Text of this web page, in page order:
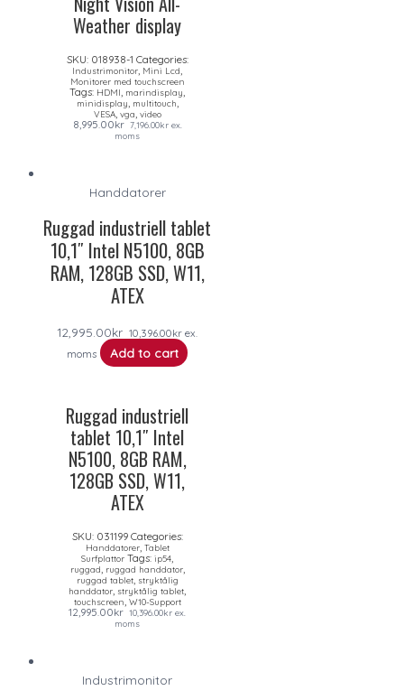
Weather display
SKU: 018938-1 Categories:
Industrimonitor Mini Lcd
Monitorer med touchscreen
Tags: HDMI marindisplay
minidisplay multitouch
VESA, vga video
8,995.00kr 7,196.00krex.
moms
Handdatorer
Ruggad industriell tablet
10,1″ Intel N5100, 8GB
RAM, 128GB SSD, W11,
ATEX
12,995.00kr 10,396.00kr ex.
moms
Add to cart
Ruggad industriell
tablet 10,1″ Intel
N5100, 8GB RAM,
128GB SSD, W11,
ATEX
SKU: 031199 Categories:
Handdatorer, Tablet
Surfplattor Tags: ip54
ruggad ruggad handdator,
ruggad tablet, stryktålig
handdator stryktålig tablet
touchscreen W10-Support
12,995.00kr 10,396.00kr ex.
moms
Industrimonitor